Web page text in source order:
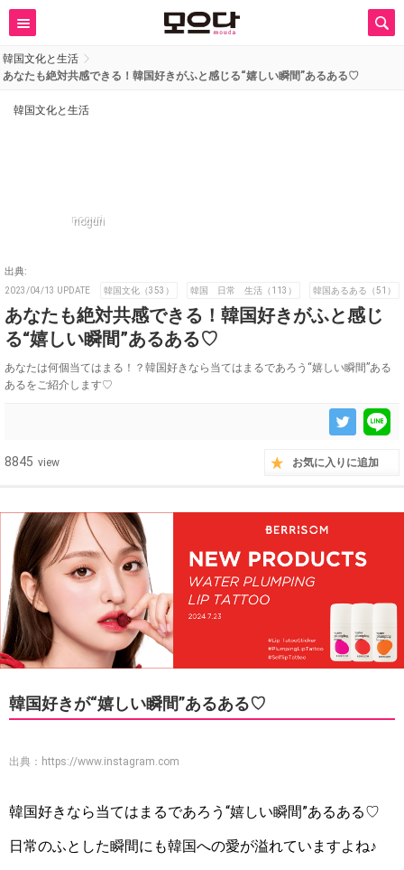
韓国文化と生活
あなたも絶対共感できる！韓国好きがふと感じる“嬉しい瞬間”あるある♡
韓国文化と生活
noguri
出典:
2023/04/13 UPDATE 韓国文化（353） 韓国 日常 生活（113） 韓国あるある（51）
あなたも絶対共感できる！韓国好きがふと感じ
る“嬉しい瞬間”あるある♡
あなたは何個当てはまる！？韓国好きなら当てはまるであろう“嬉しい瞬間”ある
あるをご紹介します♡
8845 view お気に入りに追加
韓国好きが“嬉しい瞬間”あるある♡
出典： https://www.instagram.com
韓国好きなら当てはまるであろう“嬉しい瞬間”あるある♡
日常のふとした瞬間にも韓国への愛が溢れていますよね♪